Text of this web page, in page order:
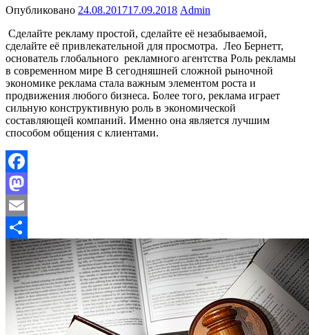
Опубликовано 24.08.201717.09.2018 Admin
Сделайте рекламу простой, сделайте её незабываемой,
сделайте её привлекательной для просмотра. Лео Бернетт,
основатель глобального рекламного агентства Роль рекламы
в современном мире В сегодняшней сложной рыночной
экономике реклама стала важным элементом роста и
продвижения любого бизнеса. Более того, реклама играет
сильную конструктивную роль в экономической
составляющей компаний. Именно она является лучшим
способом общения с клиентами.
Facebook
Mastodon
Email
Отправить